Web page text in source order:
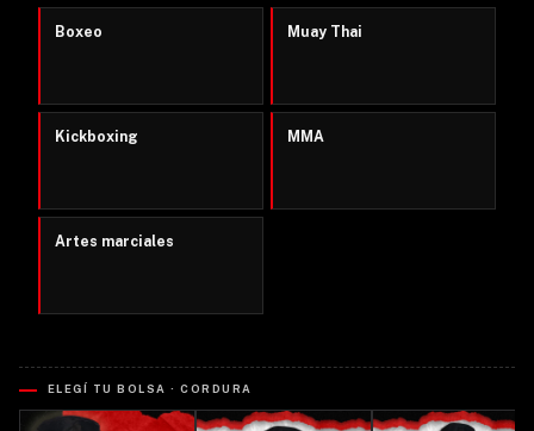
Boxeo Muay Thai
Kickboxing MMA
Artes marciales
ELEGÍ TU BOLSA · CORDURA